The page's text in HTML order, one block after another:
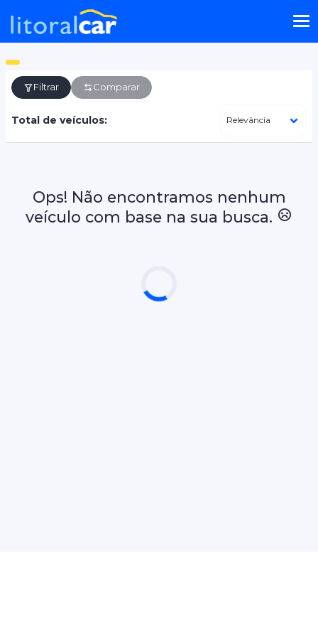
Filtrar Comparar
Total de veículos:
Ops! Não encontramos nenhum
veículo com base na sua busca.